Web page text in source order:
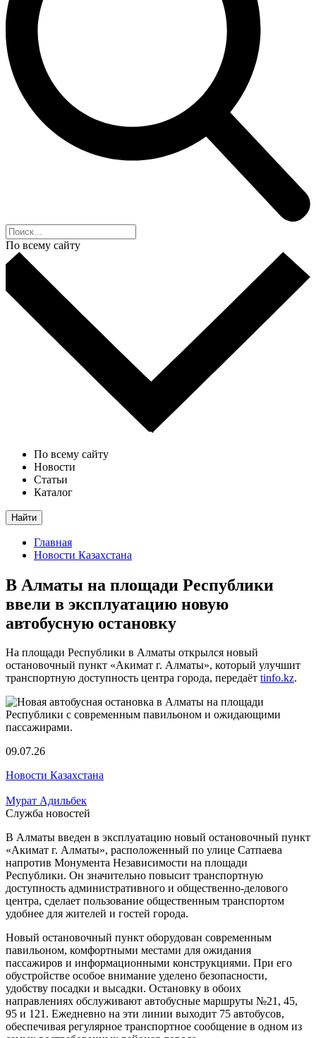
По всему сайту
По всему сайту
Новости
Статьи
Каталог
Найти
Главная
Новости Казахстана
В Алматы на площади Республики
ввели в эксплуатацию новую
автобусную остановку
На площади Республики в Алматы открылся новый
остановочный пункт «Акимат г. Алматы», который улучшит
транспортную доступность центра города, передаёт tinfo.kz.
09.07.26
Новости Казахстана
Мурат Адильбек
Служба новостей
В Алматы введен в эксплуатацию новый остановочный пункт
«Акимат г. Алматы», расположенный по улице Сатпаева
напротив Монумента Независимости на площади
Республики. Он значительно повысит транспортную
доступность административного и общественно-делового
центра, сделает пользование общественным транспортом
удобнее для жителей и гостей города.
Новый остановочный пункт оборудован современным
павильоном, комфортными местами для ожидания
пассажиров и информационными конструкциями. При его
обустройстве особое внимание уделено безопасности,
удобству посадки и высадки. Остановку в обоих
направлениях обслуживают автобусные маршруты №21, 45,
95 и 121. Ежедневно на эти линии выходит 75 автобусов,
обеспечивая регулярное транспортное сообщение в одном из